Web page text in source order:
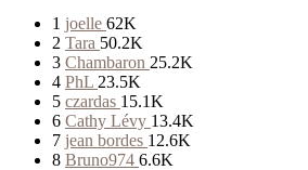
1 joelle 62K
2 Tara 50.2K
3 Chambaron 25.2K
4 PhL 23.5K
5 czardas 15.1K
6 Cathy Lévy 13.4K
7 jean bordes 12.6K
8 Bruno974 6.6K